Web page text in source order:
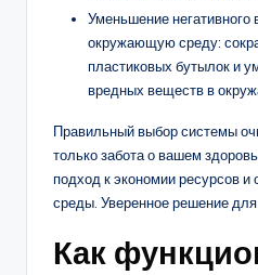
Уменьшение негативного
окружающую среду:
пластиковых бутылок и
вредных веществ в
Правильный выбор системы
только забота о вашем
подход к экономии ресурсов
среды. Уверенное решение
Как